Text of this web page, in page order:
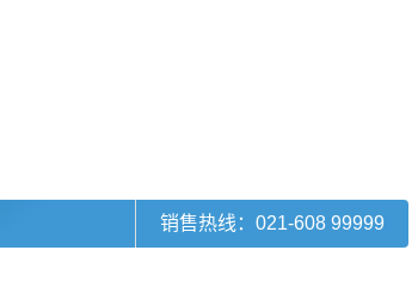
销售热线：021-608 99999